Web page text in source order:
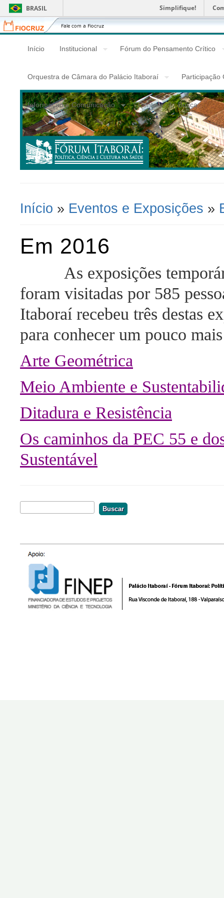
BRASIL Simplifique!
Fiocruz
Fale
com
Fiocruz
Início Institucional Fórum do Pensamento Crítico
Orquestra de Câmara do Palácio Itaboraí Participação
Informação e Comunicação Contato Busca
Você Está Aqui
Início » Eventos e Exposições »
Em 2016
As exposições
foram visitadas por 585
Itaboraí recebeu três destas
para conhecer um pouco
Arte Geométrica
Meio Ambiente e
Ditadura e Resistência
Os caminhos da PEC 55 e
Sustentável
Formulário De Busca
Buscar